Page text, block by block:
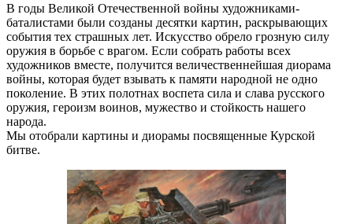
В годы Великой Отечественной войны художниками-
баталистами были созданы десятки картин, раскрывающих
события тех страшных лет. Искусство обрело грозную силу
оружия в борьбе с врагом. Если собрать работы всех
художников вместе, получится величественнейшая диорама
войны, которая будет взывать к памяти народной не одно
поколение. В этих полотнах воспета сила и слава русского
оружия, героизм воинов, мужество и стойкость нашего
народа.
Мы отобрали картины и диорамы посвященные Курской
битве.